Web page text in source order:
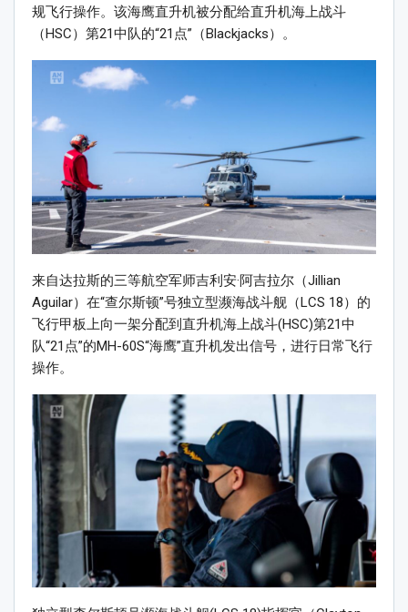
规飞行操作。该海鹰直升机被分配给直升机海上战斗
（HSC）第21中队的“21点”（Blackjacks）。
来自达拉斯的三等航空军师吉利安·阿吉拉尔（Jillian
Aguilar）在“查尔斯顿”号独立型濒海战斗舰（LCS 18）的
飞行甲板上向一架分配到直升机海上战斗(HSC)第21中
队“21点”的MH-60S“海鹰”直升机发出信号，进行日常飞行
操作。